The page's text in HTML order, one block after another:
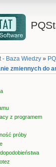
- Baza Wiedzy »
zmiennych do
z programem
próby